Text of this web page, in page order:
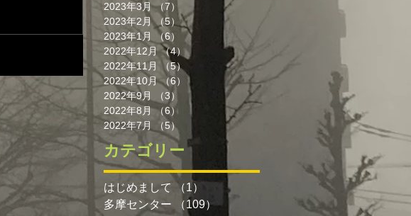
2023年3月 （7）
7件の記事
2023年2月 （5）5件の記事
2023年1月
（6）
6件の記事
2022年12月 （4）4件の記事
2022年11月
（5）
5件の記事
2022年10月 （6）
6件の記事
2022年9月
（3）
3件の記事
2022年8月 （6）
2022年7月
（5）
カテゴリー
はじめまして （1）
1件の記事
多摩センター
（109）109件の記事